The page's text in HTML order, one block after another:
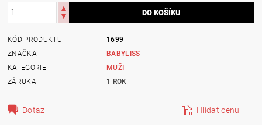
KÓD PRODUKTU
1699
ZNAČKA
BABYLISS
KATEGORIE
MUŽI
ZÁRUKA
1 ROK
Dotaz Hlídat cenu